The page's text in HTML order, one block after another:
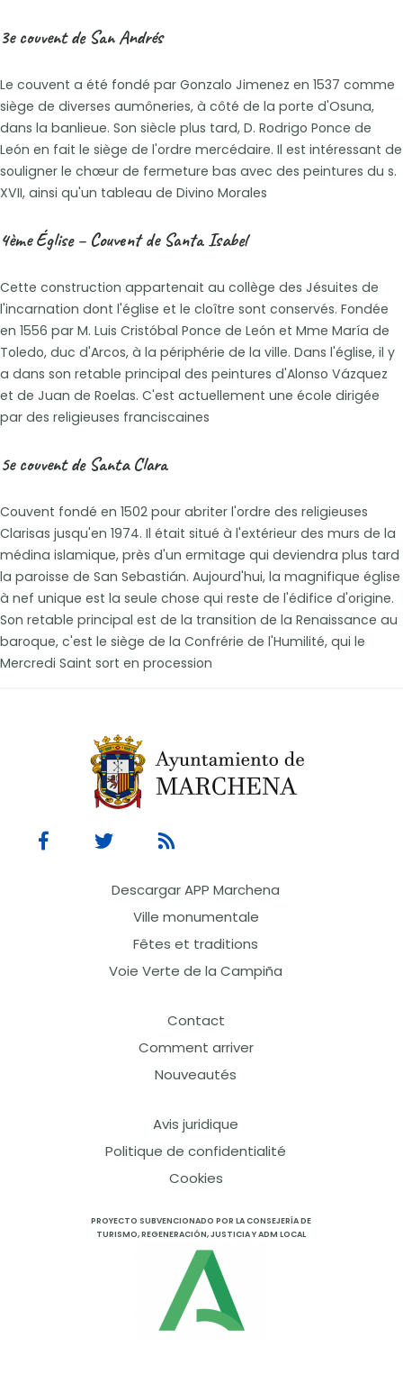
3e couvent de San Andrés
Le couvent a été fondé par Gonzalo Jimenez en 1537 comme
siège de diverses aumôneries, à côté de la porte d'Osuna,
dans la banlieue. Son siècle plus tard, D. Rodrigo Ponce de
León en fait le siège de l'ordre mercédaire. Il est intéressant de
souligner le chœur de fermeture bas avec des peintures du s.
XVII, ainsi qu'un tableau de Divino Morales
4ème Église – Couvent de Santa Isabel
Cette construction appartenait au collège des Jésuites de
l'incarnation dont l'église et le cloître sont conservés. Fondée
en 1556 par M. Luis Cristóbal Ponce de León et Mme María de
Toledo, duc d'Arcos, à la périphérie de la ville. Dans l'église, il y
a dans son retable principal des peintures d'Alonso Vázquez
et de Juan de Roelas. C'est actuellement une école dirigée
par des religieuses franciscaines
5e couvent de Santa Clara
Couvent fondé en 1502 pour abriter l'ordre des religieuses
Clarisas jusqu'en 1974. Il était situé à l'extérieur des murs de la
médina islamique, près d'un ermitage qui deviendra plus tard
la paroisse de San Sebastián. Aujourd'hui, la magnifique église
à nef unique est la seule chose qui reste de l'édifice d'origine.
Son retable principal est de la transition de la Renaissance au
baroque, c'est le siège de la Confrérie de l'Humilité, qui le
Mercredi Saint sort en procession
Descargar APP Marchena
Ville monumentale
Fêtes et traditions
Voie Verte de la Campiña
Contact
Comment arriver
Nouveautés
Avis juridique
Politique de confidentialité
Cookies
PROYECTO SUBVENCIONADO POR LA CONSEJERÍA DE
TURISMO, REGENERACIÓN, JUSTICIA Y ADM LOCAL